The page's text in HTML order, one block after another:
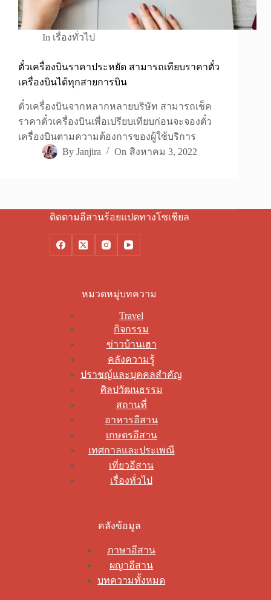
In เรื่องทั่วไป
ตั๋วเครื่องบินราคาประหยัด สามารถเทียบราคาตั๋ว
เครื่องบินได้ทุกสายการบิน
ตั๋วเครื่องบินจากหลากหลายบริษัท สามารถเช็ค
ราคาตั๋วเครื่องบินเพื่อเปรียบเทียบก่อนจะจองตั๋ว
เครื่องบินตามความต้องการของผู้ใช้บริการ
By Janjira On สิงหาคม 3, 2022
ติดตามอีสานร้อยแปดทางโซเชียล
หมวดหมู่บทความ
Travel
กิจกรรม
ข่าวบ้านเฮา
คลังความรู้
ปราชญ์และบุคคลสำคัญ
ศิลปวัฒนธรรม
สถานที่
อาหารอีสาน
เกษตรอีสาน
เทศกาลและประเพณี
เที่ยวอีสาน
เรื่องทั่วไป
คลังข้อมูล
ภาษาอีสาน
ผญาอีสาน
บทความทั้งหมด